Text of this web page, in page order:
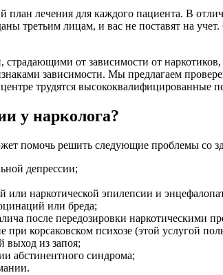
лечения для каждого пациента. В
третьим лицам, и вас не поставят на
от зависимости от
зависимости. Мы предлагаем
трудятся высококвалифицированные
у нарколога?
помочь решить следующие проблемы со
депрессии;
или наркотической эпилепсии и
или бреда;
после передозировки наркотическими
при корсаковском психозе (этой услугой
выход из запоя;
абстинентного синдрома;